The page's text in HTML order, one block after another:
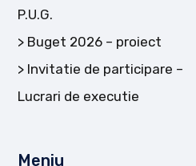
P.U.G.
Buget 2026 – proiect
Invitatie de participare –
Lucrari de executie
Meniu